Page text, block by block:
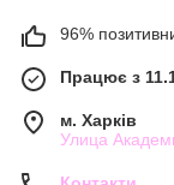
96%
Працює з
м. Харків
Улица